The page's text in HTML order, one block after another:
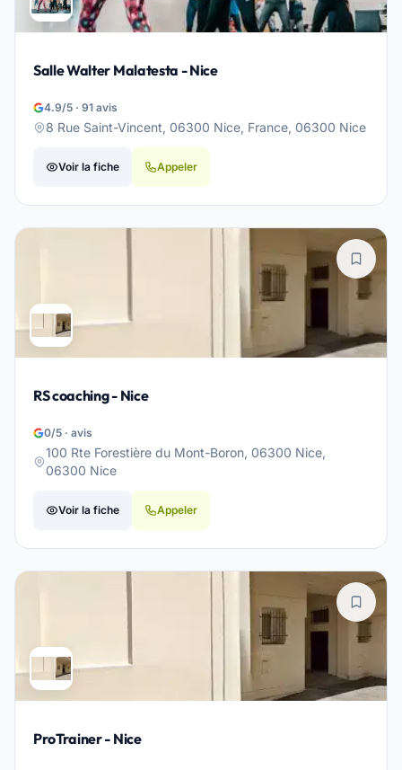
Salle Walter Malatesta - Nice
4.9/5 · 91 avis
8 Rue Saint-Vincent, 06300 Nice, France, 06300 Nice
Voir la fiche Appeler
RS coaching - Nice
0/5 · avis
100 Rte Forestière du Mont-Boron, 06300 Nice,
06300 Nice
Voir la fiche Appeler
ProTrainer - Nice